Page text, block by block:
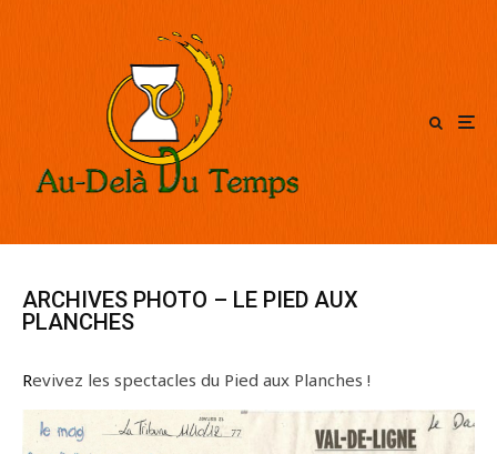
ARCHIVES PHOTO – LE PIED AUX
PLANCHES
Revivez les spectacles du Pied aux Planches !